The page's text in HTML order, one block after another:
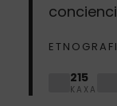
215
KAXA